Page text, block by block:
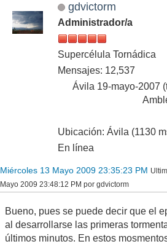
gdvictorm
Administrador/a
Supercélula Tornádica
Mensajes: 12,537
Ávila 19-mayo-2007
Ubicación: Ávila (1130
En línea
Miércoles 13 Mayo 2009 23:35:23 PM
Mayo 2009 23:48:12 PM por gdvictorm
Bueno, pues se puede decir que el
al desarrollarse las primeras
últimos minutos. En estos